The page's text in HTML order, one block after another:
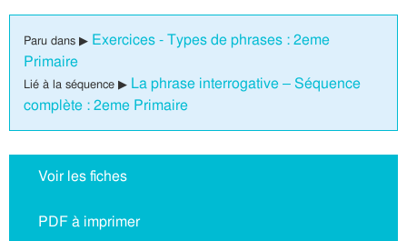
Paru dans ▶ Exercices - Types de phrases : 2eme
Primaire
Lié à la séquence ▶ La phrase interrogative – Séquence
complète : 2eme Primaire
Voir les fiches
PDF à imprimer